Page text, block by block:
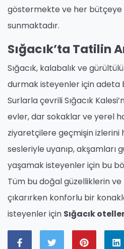
göstermekte ve her bütçeye
sunmaktadır.
Sığacık’ta Tatilin
Sığacık, kalabalık ve
durmak isteyenler için adeta
Surlarla çevrili Sığacık
evler, dar sokaklar ve yerel
ziyaretçilere geçmişin izlerini
sesleriyle uyanıp, akşamları
yaşamak isteyenler için bu
Tüm bu doğal güzelliklerin
çıkarırken konforlu bir
isteyenler için Sığacık